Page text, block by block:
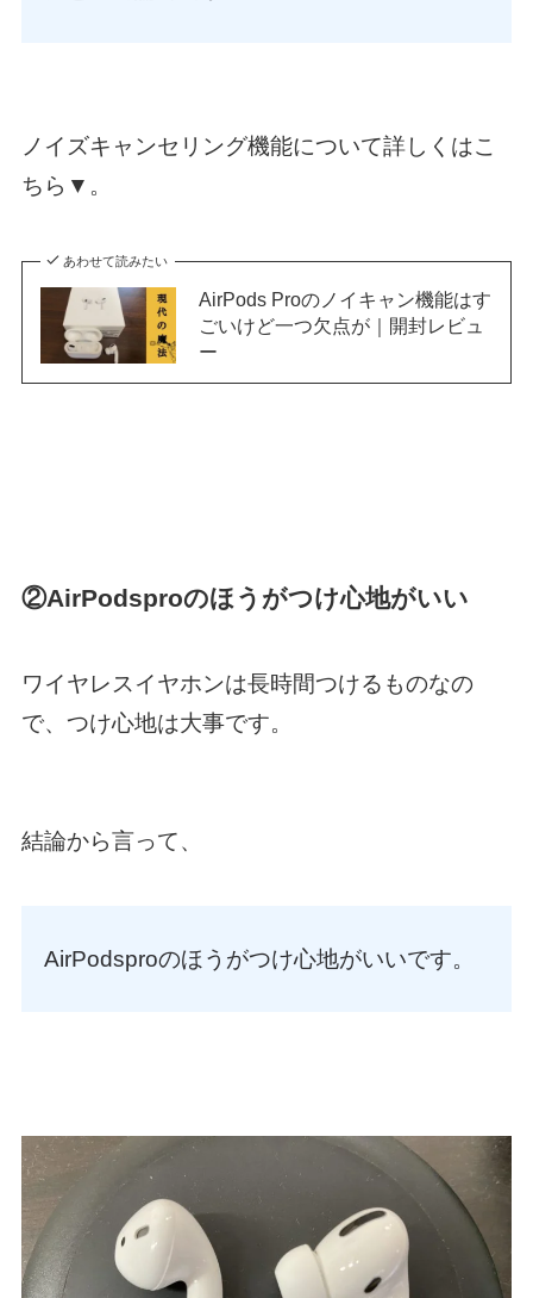
ノイズキャンセリング機能について詳しくはこ
ちら▼。
あわせて読みたい
AirPods Proのノイキャン機能はす
ごいけど一つ欠点が｜開封レビュ
ー
②AirPodsproのほうがつけ心地がいい
ワイヤレスイヤホンは長時間つけるものなの
で、つけ心地は大事です。
結論から言って、
AirPodsproのほうがつけ心地がいいです。